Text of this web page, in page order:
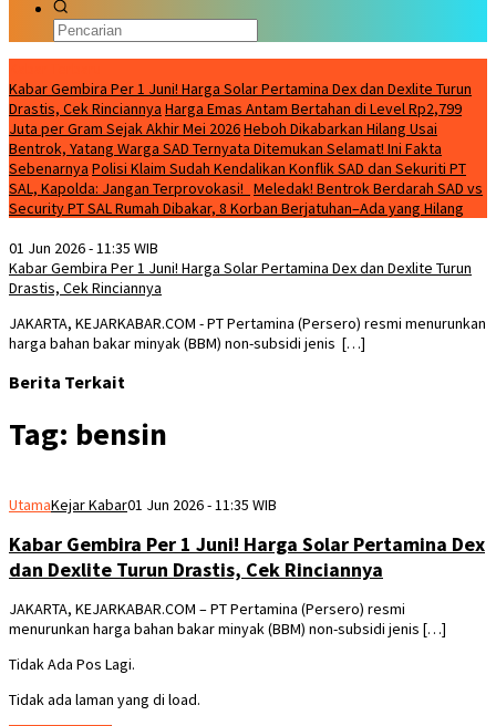
Kabar Gembira Per 1 Juni! Harga Solar Pertamina Dex dan Dexlite Turun
Drastis, Cek Rinciannya Harga Emas Antam Bertahan di Level Rp2,799
Juta per Gram Sejak Akhir Mei 2026Heboh Dikabarkan Hilang Usai
Bentrok, Yatang Warga SAD Ternyata Ditemukan Selamat! Ini Fakta
Sebenarnya Polisi Klaim Sudah Kendalikan Konflik SAD dan Sekuriti PT
SAL, Kapolda: Jangan Terprovokasi! Meledak! Bentrok Berdarah SAD vs
Security PT SAL Rumah Dibakar, 8 Korban Berjatuhan–Ada yang Hilang
01 Jun 2026 - 11:35 WIB
Kabar Gembira Per 1 Juni! Harga Solar Pertamina Dex dan Dexlite Turun
Drastis, Cek Rinciannya
JAKARTA, KEJARKABAR.COM - PT Pertamina (Persero) resmi menurunkan
harga bahan bakar minyak (BBM) non-subsidi jenis […]
Berita Terkait
Tag: bensin
UtamaKejar Kabar01 Jun 2026 - 11:35 WIB
Kabar Gembira Per 1 Juni! Harga Solar Pertamina Dex
dan Dexlite Turun Drastis, Cek Rinciannya
JAKARTA, KEJARKABAR.COM – PT Pertamina (Persero) resmi
menurunkan harga bahan bakar minyak (BBM) non-subsidi jenis […]
Tidak Ada Pos Lagi.
Tidak ada laman yang di load.